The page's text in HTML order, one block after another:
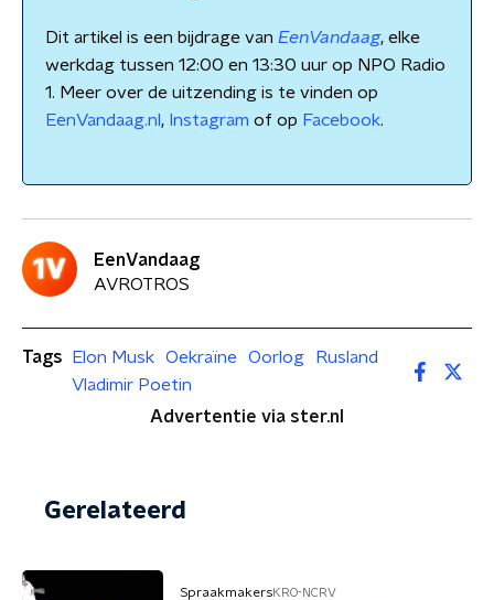
Dit artikel is een bijdrage van EenVandaag, elke
werkdag tussen 12:00 en 13:30 uur op NPO Radio
1. Meer over de uitzending is te vinden op
EenVandaag.nl , Instagram of op Facebook.
EenVandaag
AVROTROS
Tags Elon Musk Oekraïne Oorlog
Rusland
Vladimir Poetin
Advertentie via ster.nl
Gerelateerd
SpraakmakersKRO-NCRV